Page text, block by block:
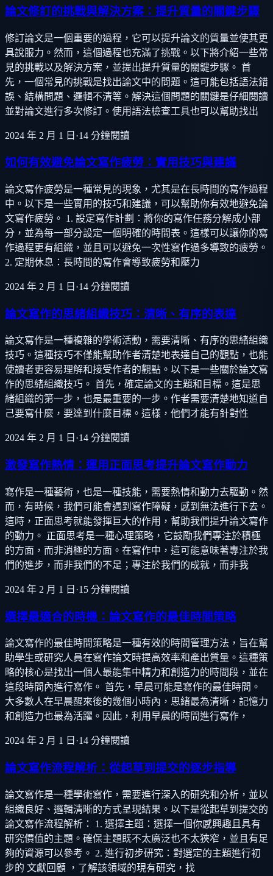
論文修訂的挑戰與解決方案：提升質量的關鍵步驟
修訂論文是一個重要的過程，它可以提升論文的質量並使其更
具說服力。然而，這個過程也充滿了挑戰。以下將介紹一些常
見的挑戰以及解決方案，並提出提升質量的關鍵步驟。 首
先，一個常見的挑戰是找出論文中的問題。這可能包括語法錯
誤、結構問題、邏輯不清等。解決這個問題的關鍵是仔細閱讀
並對論文進行多次修訂。使用語法檢查工具也可以幫助找出
2024 年 2 月 1 日 ·14 分鐘閱讀
如何有效避免論文寫作疲勞：實用技巧與建議
論文寫作疲勞是一種常見的現象，尤其是在長時間的寫作過程
中。以下是一些實用的技巧和建議，可以幫助你有效地避免論
文寫作疲勞。 1. 設定寫作計劃：將你的寫作任務分解成小部
分，並為每一部分設定一個明確的時間表。這樣可以讓你的寫
作過程更有組織，並且可以避免一次性寫作過多導致的疲勞。
2. 定期休息：長時間的寫作會導致疲勞和壓力
2024 年 2 月 1 日 ·14 分鐘閱讀
論文寫作的思緒組織技巧：清晰、有序的表達
論文寫作是一種複雜的學術活動，需要清晰、有序的思緒組織
技巧。這種技巧不僅能幫助作者清楚地表達自己的觀點，也能
使讀者更容易理解和接受作者的觀點。以下是一些關於論文寫
作的思緒組織技巧。 首先，確定論文的主題和目標。這是思
緒組織的第一步，也是最重要的一步。作者需要清楚地知道自
己要寫什麼，要達到什麼目標。這樣，他們才能有針對性
2024 年 2 月 1 日 ·14 分鐘閱讀
激發寫作熱情：運用正面思考提升論文寫作動力
寫作是一種藝術，也是一種技能，需要熱情和動力去驅動。然
而，有時候，我們可能會遇到寫作障礙，感到無法進行下去。
這時，正面思考就能發揮巨大的作用，幫助我們提升論文寫作
的動力。 正面思考是一種心理策略，它鼓勵我們專注於積極
的方面，而非消極的方面。在寫作中，這可能意味著專注於我
們的進步，而非我們的不足；專注於我們的成就，而非我
2024 年 2 月 1 日 ·15 分鐘閱讀
選擇最適合的時機：論文寫作的最佳時間策略
論文寫作的最佳時間策略是一種有效的時間管理方法，旨在幫
助學生或研究人員在寫作論文時提高效率和產出質量。這種策
略的核心是找出一個人最能集中精力和創造力的時間段，並在
這段時間內進行寫作。 首先，早晨可能是寫作的最佳時間。
大多數人在早晨醒來後的幾個小時內，思緒最為清晰，記憶力
和創造力也最為活躍。因此，利用早晨的時間進行寫作，
2024 年 2 月 1 日 ·14 分鐘閱讀
論文寫作流程解析：從起草到提交的逐步指導
論文寫作是一種學術寫作，需要進行深入的研究和分析，並以
組織良好、邏輯清晰的方式呈現結果。以下是從起草到提交的
論文寫作流程解析： 1. 選擇主題：選擇一個你感興趣且具有
研究價值的主題。確保主題既不太廣泛也不太狹窄，並且有足
夠的資源可以參考。 2. 進行初步研究：對選定的主題進行初
步的 文獻回顧 ，了解該領域的現有研究，找